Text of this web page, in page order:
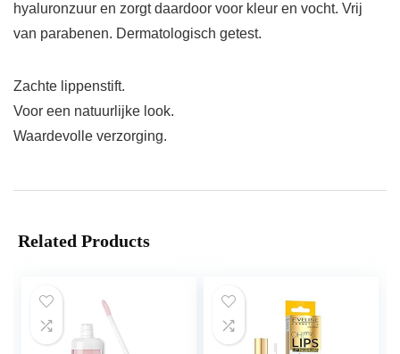
hyaluronzuur en zorgt daardoor voor kleur en vocht. Vrij
van parabenen. Dermatologisch getest.
Zachte lippenstift.
Voor een natuurlijke look.
Waardevolle verzorging.
Related Products